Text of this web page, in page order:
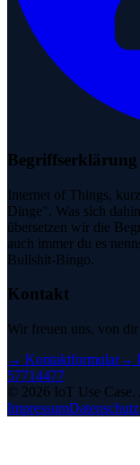
Begriffserklärung
Internet of Things,
Dinge". Was sich
übersetzen wir die
auch immer du es
Bullshit-Bingo.
Kontakt
Wir freuen uns, von
→ Kontaktformular→
57714477
© 2026 IoT Use Case.
ImpressumDatenschutz